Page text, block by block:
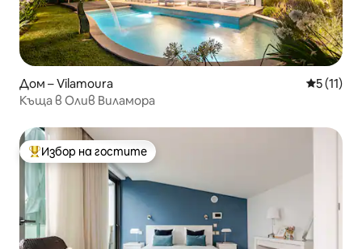
Дом – Vilamoura Средна
5 (11)
Къща в Олив Виламора
Най-популярен избор на гостите
Избор на гостите